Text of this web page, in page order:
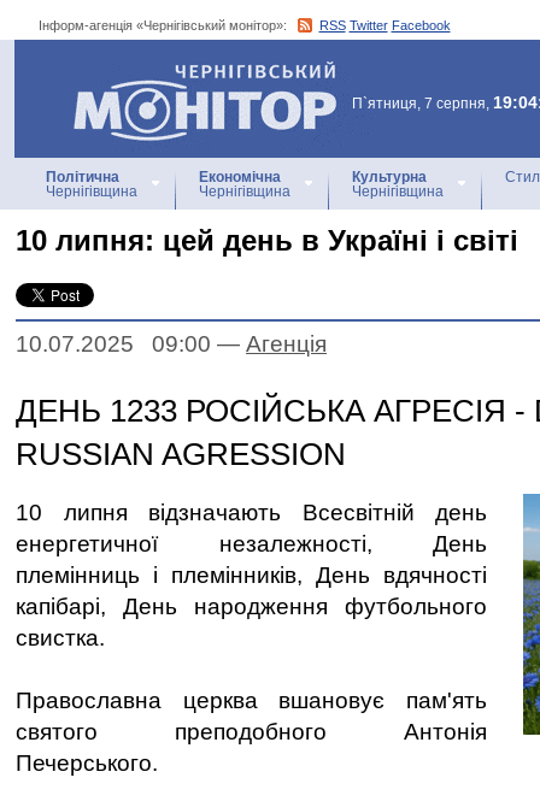
Інформ-агенція «Чернігівський монітор»: RSS Twitter Facebook
Інформ-агенція
«Чернігівський монітор»
П`ятниця, 7 серпня,
Політична
Чернігівщина
Економічна
Чернігівщина
Культурна
Чернігівщина
10 липня: цей день в Україні і світі
10.07.2025 09:00 — Агенцiя
ДЕНЬ 1233 РОСІЙСЬКА АГРЕСІЯ -
RUSSIAN AGRESSION
10 липня відзначають Всесвітній день
енергетичної незалежності, День
племінниць і племінників, День вдячності
капібарі, День народження футбольного
свистка.
Православна церква вшановує пам'ять
святого преподобного Антонія
Печерського.